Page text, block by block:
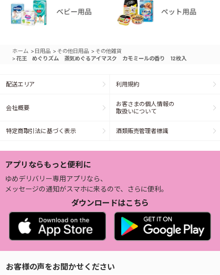
ホーム > 日用品 > その他日用品 > その他雑貨
>花王 めぐりズム 蒸気めぐるアイマスク カモミールの香り 12枚入
配送エリア 利用規約
会社概要
お客さまの個人情報の
取扱いについて
特定商取引法に基づく表示 酒類販売管理者標識
アプリならもっと便利に
ゆめデリバリー専用アプリなら、
メッセージの通知がスマホに来るので、さらに便利。
ダウンロードはこちら
お客様の声をお聞かせください